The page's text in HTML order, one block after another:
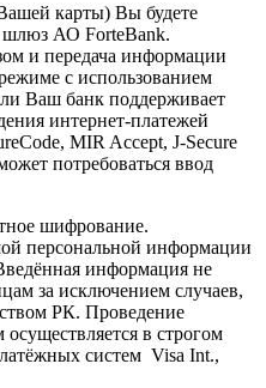
карты) Вы будете
шлюз АО ForteBank.
и передача информации
с использованием
Ваш банк поддерживает
интернет-платежей
MIR Accept, J-Secure
потребоваться ввод
шифрование.
персональной информации
информация не
за исключением случаев,
РК. Проведение
в строгом
систем Visa Int.,